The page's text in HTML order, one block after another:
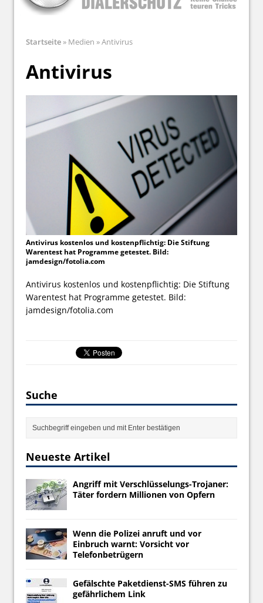
Startseite» Medien »Antivirus
Antivirus
Antivirus kostenlos und kostenpflichtig: Die Stiftung
Warentest hat Programme getestet. Bild:
jamdesign/fotolia.com
Antivirus kostenlos und kostenpflichtig: Die Stiftung
Warentest hat Programme getestet. Bild:
jamdesign/fotolia.com
Suche
Neueste Artikel
Angriff mit Verschlüsselungs-Trojaner:
Täter fordern Millionen von Opfern
Wenn die Polizei anruft und vor
Einbruch warnt: Vorsicht vor
Telefonbetrügern
Gefälschte Paketdienst-SMS führen zu
gefährlichem Link